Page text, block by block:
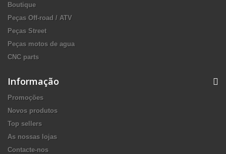
Boutique
Peças Off-road / ATV
Peças Street
Peças motos de agua
CNC parts
Informação
Promoções
Novos produtos
Top sellers
As nossas lojas
Contacte-nos